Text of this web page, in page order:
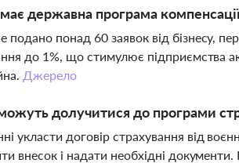
державна програма
понад 60 заявок від бізнесу,
до 1%, що стимулює підприємства
Джерело
долучитися до програми
укласти договір страхування від
внесок і надати необхідні